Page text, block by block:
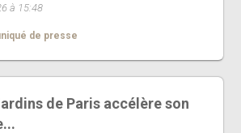
à 15:48
de presse
de Paris accélère son